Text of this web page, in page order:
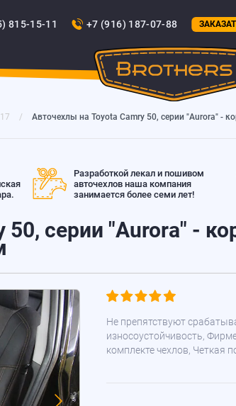
815-15-11 +7 (916) 187-07-88
Авточехлы на Toyota Camry 50, серии "Aurora" -
Разработкой лекал и пошивом
авточехлов наша компания
занимается более семи лет!
серии "Aurora" -
Не препятствуют
износоустойчивость,
комплекте чехлов, Четкая